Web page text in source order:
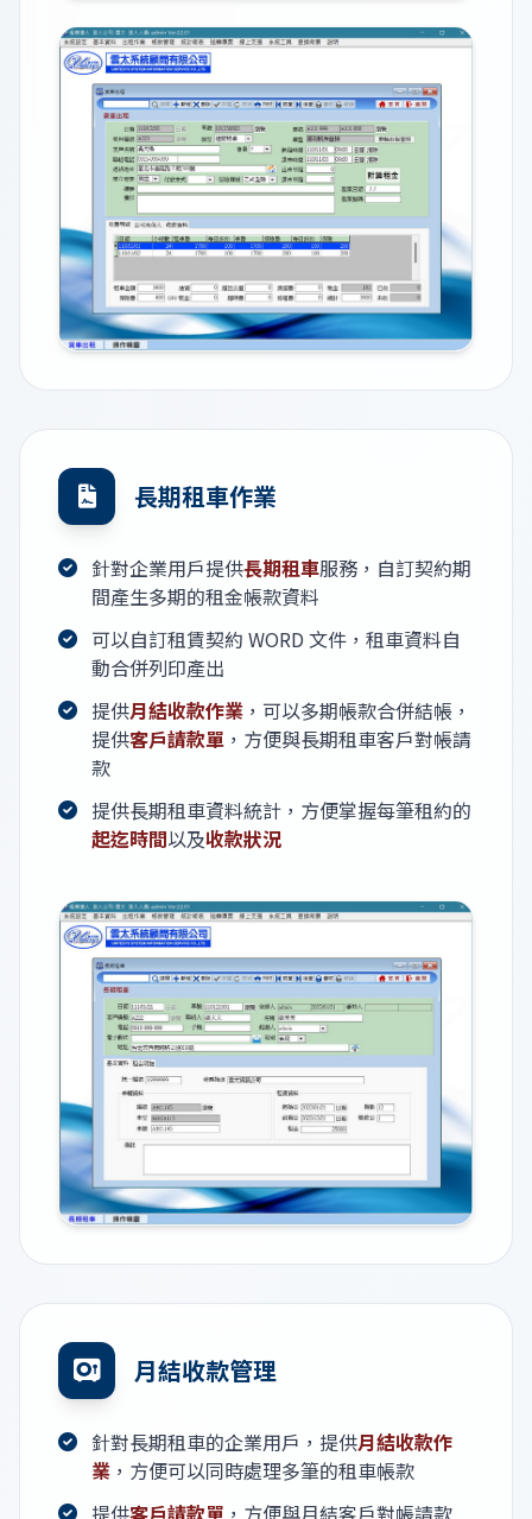
長期租車作業
針對企業用戶提供長期租車服務，自訂契約期
間產生多期的租金帳款資料
可以自訂租賃契約 WORD 文件，租車資料自
動合併列印產出
提供月結收款作業 ，可以多期帳款合併結帳，
提供客戶請款單 ，方便與長期租車客戶對帳請
款
提供長期租車資料統計，方便掌握每筆租約的
起迄時間以及收款狀況
月結收款管理
針對長期租車的企業用戶，提供月結收款作
業 ，方便可以同時處理多筆的租車帳款